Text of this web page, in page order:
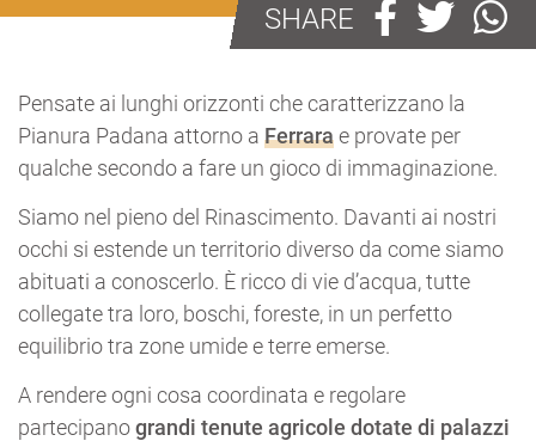
SHARE
Pensate ai lunghi orizzonti che caratterizzano la
Pianura Padana attorno a Ferrarae provate per
qualche secondo a fare un gioco di immaginazione.
Siamo nel pieno del Rinascimento. Davanti ai nostri
occhi si estende un territorio diverso da come siamo
abituati a conoscerlo. È ricco di vie d’acqua, tutte
collegate tra loro, boschi, foreste, in un perfetto
equilibrio tra zone umide e terre emerse.
A rendere ogni cosa coordinata e regolare
partecipanograndi tenute agricole dotate di palazzi